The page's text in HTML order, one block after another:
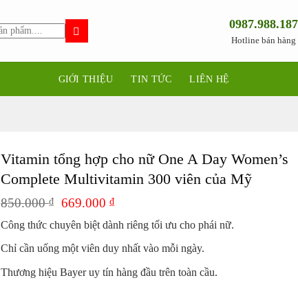
0987.988.187
Hotline bán hàng
GIỚI THIỆU TIN TỨC LIÊN HỆ
Vitamin tổng hợp cho nữ One A Day Women’s
Complete Multivitamin 300 viên của Mỹ
850.000₫
Giá
là:
850.000 ₫.
669.000 ₫Giá
tại
là:
669.000 ₫.
Công thức chuyên biệt dành riêng tối ưu cho phái nữ.
Chỉ cần uống một viên duy nhất vào mỗi ngày.
Thương hiệu Bayer uy tín hàng đầu trên toàn cầu.